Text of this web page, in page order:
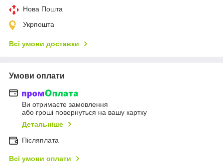
Нова Пошта
Укрпошта
Всі умови доставки
Умови оплати
Ви отримаєте замовлення
або гроші повернуться на вашу картку
Детальніше
Післяплата
Всі умови оплати